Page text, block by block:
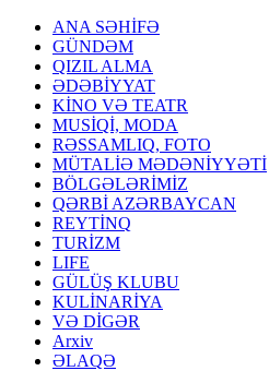
ANA SƏHİFƏ
GÜNDƏM
QIZIL ALMA
ƏDƏBİYYAT
KİNO VƏ TEATR
MUSİQİ, MODA
RƏSSAMLIQ, FOTO
MÜTALİƏ MƏDƏNİYYƏTİ
BÖLGƏLƏRİMİZ
QƏRBİ AZƏRBAYCAN
REYTİNQ
TURİZM
LIFE
GÜLÜŞ KLUBU
KULİNARİYA
VƏ DİGƏR
Arxiv
ƏLAQƏ